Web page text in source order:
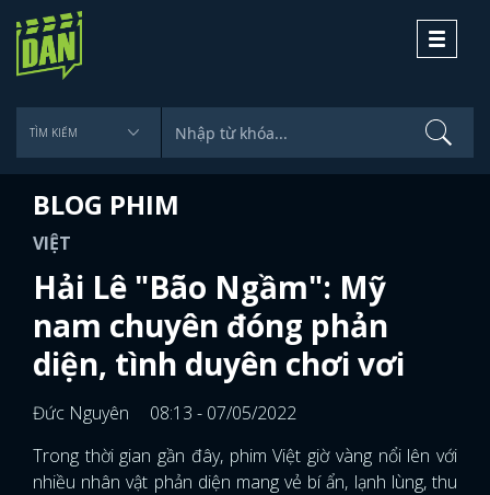
Toggle
BLOG PHIM
VIỆT
Hải Lê "Bão Ngầm": Mỹ
nam chuyên đóng phản
diện, tình duyên chơi vơi
Đức Nguyên
08:13 - 07/05/2022
Trong thời gian gần đây, phim Việt giờ vàng nổi lên với
nhiều nhân vật phản diện mang vẻ bí ẩn, lạnh lùng, thu